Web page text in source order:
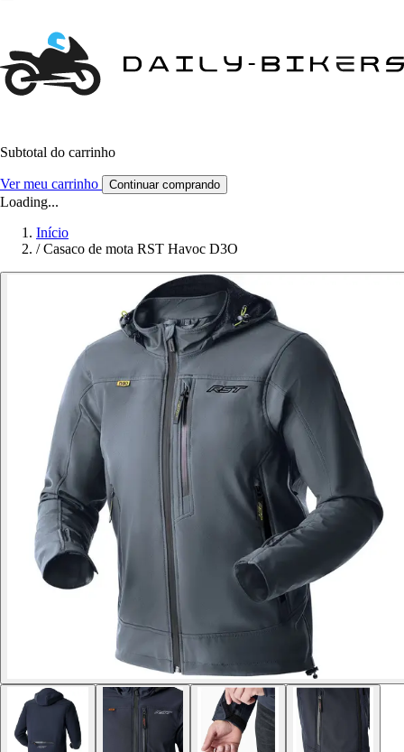
Subtotal do carrinho
Ver meu carrinho Continuar comprando
Loading...
Início
/ Casaco de mota RST Havoc D3O